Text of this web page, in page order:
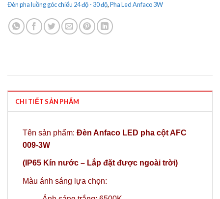
Đèn pha luồng góc chiếu 24 độ - 30 độ,Pha Led Anfaco 3W
CHI TIẾT SẢN PHẨM
Tên sản phẩm: Đèn Anfaco LED pha cột AFC
009-3W
(IP65 Kín nước – Lắp đặt được ngoài trời)
Màu ánh sáng lựa chọn: